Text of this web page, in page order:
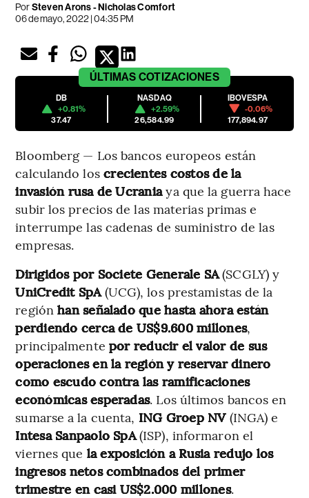
PorSteven Arons - Nicholas Comfort
06 de mayo, 2022 | 04:35 PM
ÚLTIMAS COTIZACIONES
DB
+0.81%
37.47
NASDAQ
+2.59%
26,584.99
IBOVESPA
-0.06%
177,894.97
Bloomberg — Los bancos europeos están
calculando loscrecientes costos de la
invasión rusa de Ucraniaya que la guerra hace
subir los precios de las materias primas e
interrumpe las cadenas de suministro de las
empresas.
Dirigidos por Societe Generale SA(SCGLY) y
UniCredit SpA(UCG), los prestamistas de la
regiónhan señalado que hasta ahora están
perdiendo cerca de US$9.600 millones,
principalmente por reducir el valor de sus
operaciones en la región y reservar dinero
como escudo contra las ramificaciones
económicas esperadas. Los últimos bancos en
sumarse a la cuenta, ING Groep NV(INGA) e
Intesa Sanpaolo SpA(ISP), informaron el
viernes que la exposición a Rusia redujo los
ingresos netos combinados del primer
trimestre en casi US$2.000 millones.